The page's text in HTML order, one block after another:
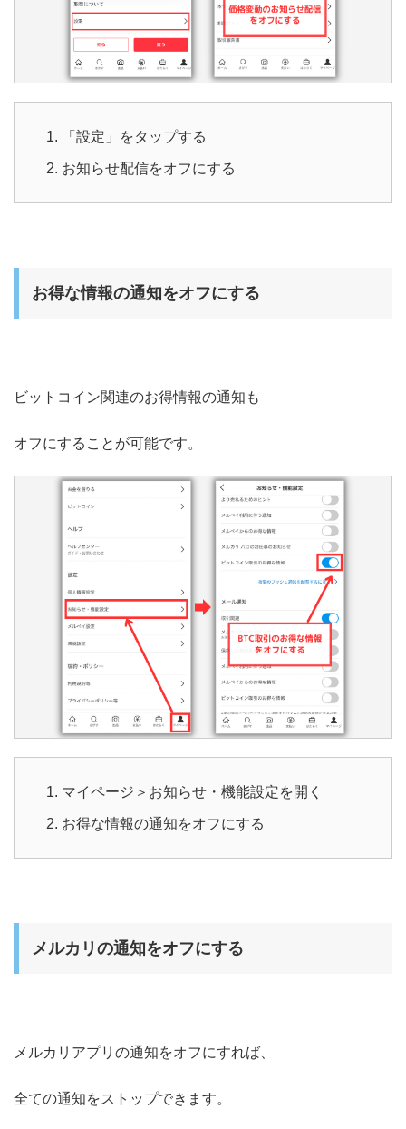
「設定」をタップする
お知らせ配信をオフにする
お得な情報の通知をオフにする
ビットコイン関連のお得情報の通知も
オフにすることが可能です。
マイページ＞お知らせ・機能設定を開く
お得な情報の通知をオフにする
メルカリの通知をオフにする
メルカリアプリの通知をオフにすれば、
全ての通知をストップできます。